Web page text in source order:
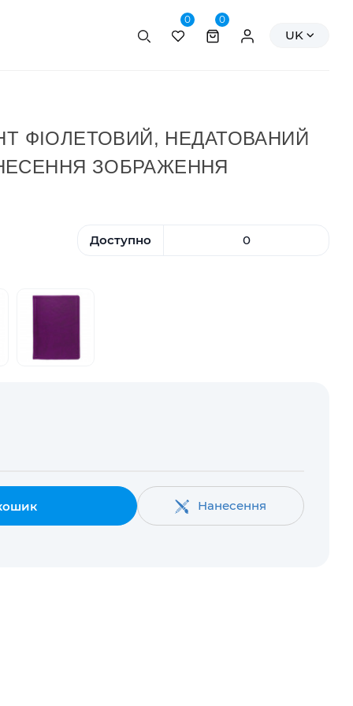
Пошук
0 0
Персональні
UK
ФІОЛЕТОВИЙ, НЕДАТОВАНИЙ
ЗОБРАЖЕННЯ
Доступно 0
Нанесення